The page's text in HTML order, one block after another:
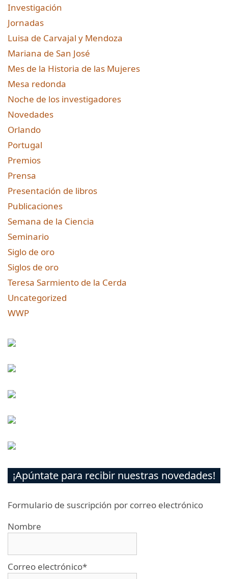
Investigación
Jornadas
Luisa de Carvajal y Mendoza
Mariana de San José
Mes de la Historia de las Mujeres
Mesa redonda
Noche de los investigadores
Novedades
Orlando
Portugal
Premios
Prensa
Presentación de libros
Publicaciones
Semana de la Ciencia
Seminario
Siglo de oro
Siglos de oro
Teresa Sarmiento de la Cerda
Uncategorized
WWP
¡Apúntate para recibir nuestras novedades!
Formulario de suscripción por correo electrónico
Nombre
Correo electrónico*